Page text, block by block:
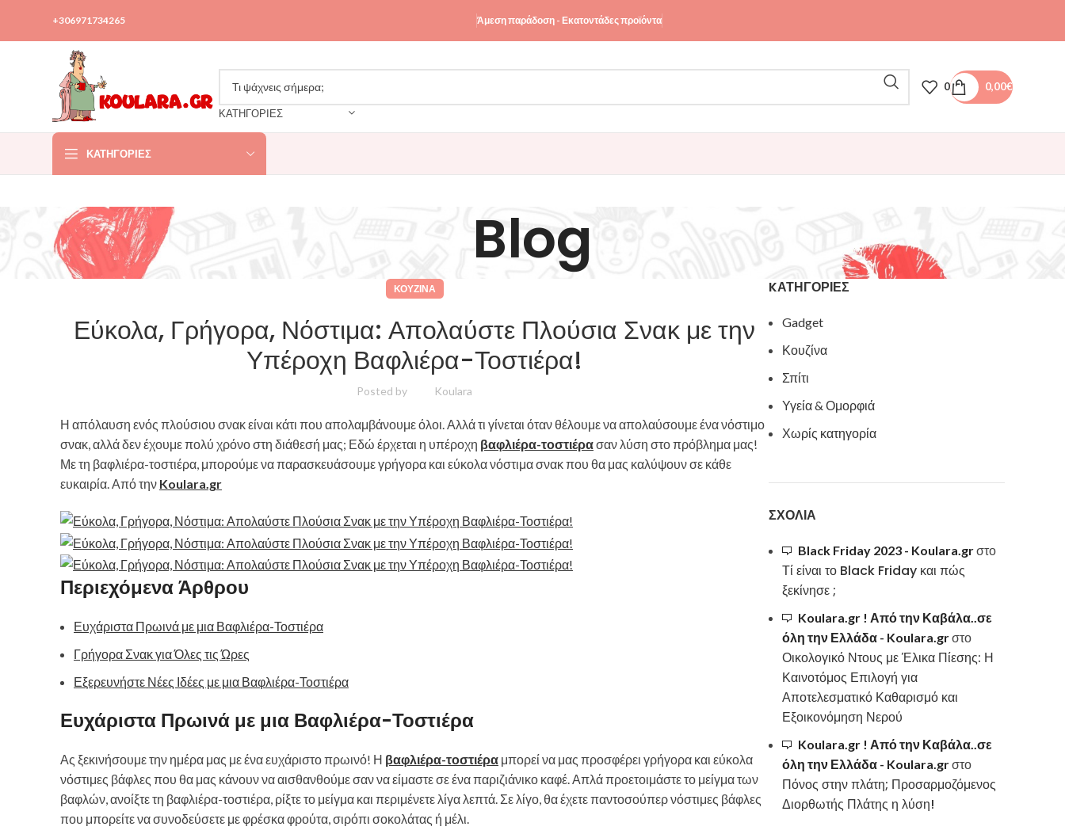
+306971734265 Άμεση παράδοση - Εκατοντάδες προϊόντα
ΚΑΤΗΓΟΡΙΕΣ
0 0,00€
ΚΑΤΗΓΟΡΊΕΣ
Blog
ΚΟΥΖΊΝΑ
Εύκολα, Γρήγορα, Νόστιμα: Απολαύστε Πλούσια Σνακ με την
Υπέροχη Βαφλιέρα-Τοστιέρα!
Posted by Koulara
Η απόλαυση ενός πλούσιου σνακ είναι κάτι που απολαμβάνουμε όλοι. Αλλά τι γίνεται όταν θέλουμε να απολαύσουμε ένα νόστιμο
σνακ, αλλά δεν έχουμε πολύ χρόνο στη διάθεσή μας; Εδώ έρχεται η υπέροχη βαφλιέρα-τοστιέρασαν λύση στο πρόβλημα μας!
Με τη βαφλιέρα-τοστιέρα, μπορούμε να παρασκευάσουμε γρήγορα και εύκολα νόστιμα σνακ που θα μας καλύψουν σε κάθε
ευκαιρία. Από την Koulara.gr
Περιεχόμενα Άρθρου
Ευχάριστα Πρωινά με μια Βαφλιέρα-Τοστιέρα
Γρήγορα Σνακ για Όλες τις Ώρες
Εξερευνήστε Νέες Ιδέες με μια Βαφλιέρα-Τοστιέρα
Ευχάριστα Πρωινά με μια Βαφλιέρα-Τοστιέρα
Ας ξεκινήσουμε την ημέρα μας με ένα ευχάριστο πρωινό! Η βαφλιέρα-τοστιέρα μπορεί να μας προσφέρει γρήγορα και εύκολα
νόστιμες βάφλες που θα μας κάνουν να αισθανθούμε σαν να είμαστε σε ένα παριζιάνικο καφέ. Απλά προετοιμάστε το μείγμα των
βαφλών, ανοίξτε τη βαφλιέρα-τοστιέρα, ρίξτε το μείγμα και περιμένετε λίγα λεπτά. Σε λίγο, θα έχετε παντοσούπερ νόστιμες βάφλες
που μπορείτε να συνοδεύσετε με φρέσκα φρούτα, σιρόπι σοκολάτας ή μέλι.
KΑΤΗΓΟΡΊΕΣ
Gadget
Κουζίνα
Σπίτι
Υγεία & Ομορφιά
Χωρίς κατηγορία
ΣΧΌΛΙΑ
Black Friday 2023 - Koulara.grστο
Τί είναι το Black Friday και πώς
ξεκίνησε ;
Koulara.gr ! Από την Καβάλα..σε
όλη την Ελλάδα - Koulara.grστο
Οικολογικό Ντους με Έλικα Πίεσης: Η
Καινοτόμος Επιλογή για
Αποτελεσματικό Καθαρισμό και
Εξοικονόμηση Νερού
Koulara.gr ! Από την Καβάλα..σε
όλη την Ελλάδα - Koulara.grστο
Πόνος στην πλάτη; Προσαρμοζόμενος
Διορθωτής Πλάτης η λύση!